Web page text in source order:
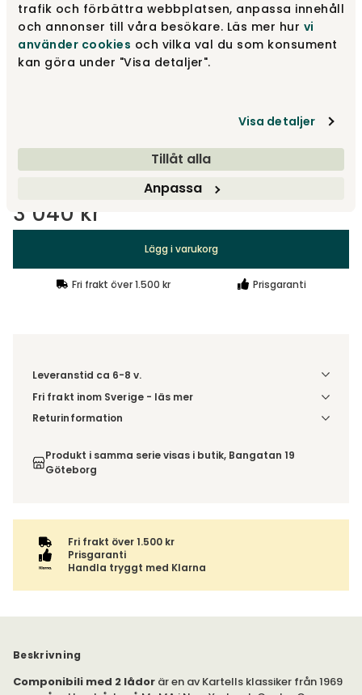
trafik och förbättra webbplatsen, anpassa innehåll
och annonser till våra besökare. Läs mer hur vi
använder cookies och vilka val du som konsument
kan göra under "Visa detaljer".
Visa detaljer
Tillåt alla
Anpassa
Röd 1 400 kr
1 400 kr
Visa fler +12
3 040 kr
Lägg i varukorg
Fri frakt över 1.500 kr Prisgaranti
Leveranstid ca 6-8 v.
Fri frakt inom Sverige - läs mer
Denna vara skickas till ett ombud. Du väljer själv i kassan
varan ihop med andra produkter skickas hela ordern
tillsammans med samma fraktalternativ.
Returinformation
inte av ångerrätten.
Produkt i samma serie visas i butik, Bangatan 19
Göteborg
Fri frakt över 1.500 kr
Prisgaranti
Handla tryggt med Klarna
Beskrivning
Componibili med 2 lådor är en av Kartells klassiker från 1969